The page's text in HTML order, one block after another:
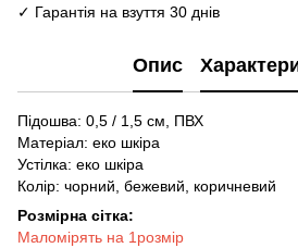
✓ Гарантія на взуття 30 днів
Опис
Підошва: 0,5 / 1,5 см, ПВХ
Матеріал: еко шкіра
Устілка: еко шкіра
Колір: чорний, бежевий, коричневий
Розмірна сітка:
Маломірять на 1розмір